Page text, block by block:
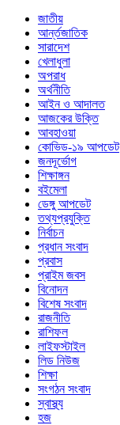
জাতীয়
আর্ন্তজাতিক
সারাদেশ
খেলাধুলা
অপরাধ
অর্থনীতি
আইন ও আদালত
আজকের উক্তি
আবহাওয়া
কোভিড-১৯ আপডেট
জনদূর্ভোগ
শিক্ষাঙ্গন
বইমেলা
ডেঙ্গু আপডেট
তথ্যপ্রযুক্তি
নির্বাচন
প্রধান সংবাদ
প্রবাস
প্রাইম জবস
বিনোদন
বিশেষ সংবাদ
রাজনীতি
রাশিফল
লাইফস্টাইল
লিড নিউজ
শিক্ষা
সংগঠন সংবাদ
স্বাস্থ্য
হজ